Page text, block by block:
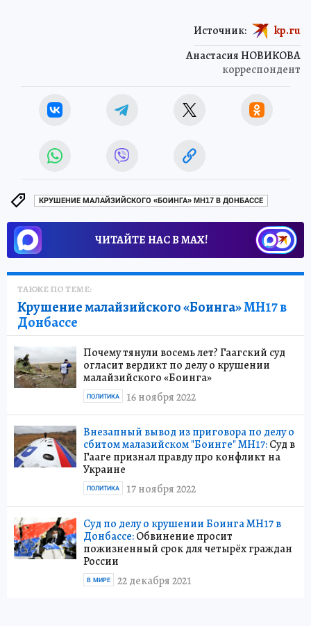
Анастасия НОВИКОВА
корреспондент
Источник: kp.ru
КРУШЕНИЕ МАЛАЙЗИЙСКОГО «БОИНГА» MH17 В ДОНБАССЕ
ЧИТАЙТЕ НАС В МАХ!
ТАКЖЕ ПО ТЕМЕ:
Крушение малайзийского «Боинга»MH17 в
Донбассе
Почему тянули восемь лет? Гаагский суд
огласит вердикт по делу о крушении
малайзийского «Боинга»
16 ноября 2022
ПОЛИТИКА
Внезапный вывод из приговора по делу о
сбитом малазийском "Боинге" МН17:Суд в
Гааге признал правду про конфликт на
Украине
17 ноября 2022
ПОЛИТИКА
Суд по делу о крушении Боинга МН17 в
Донбассе:Обвинение просит
пожизненный срок для четырёх граждан
России
22 декабря 2021
В МИРЕ